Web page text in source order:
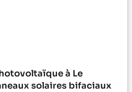
à Le
solaires bifaciaux